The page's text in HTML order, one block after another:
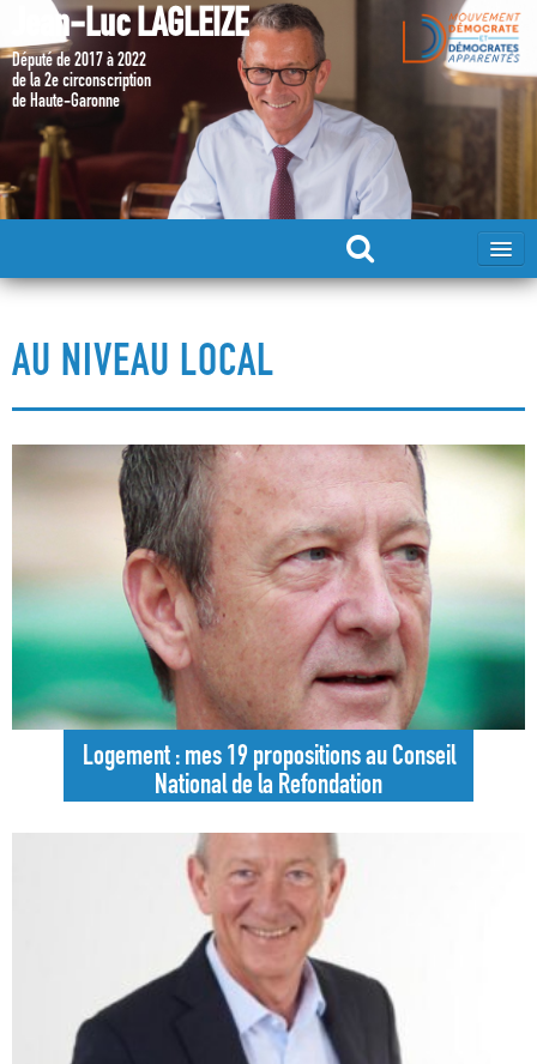
Jean-Luc LAGLEIZE
Député de 2017 à 2022
de la 2e circonscription
de Haute-Garonne
MA CANDIDATURE 2024
DÉPUTÉ 2017 – 2022
MES ACTIONS 2017 – 2022
AU NIVEAU LOCAL
Logement : mes 19 propositions au Conseil
National de la Refondation